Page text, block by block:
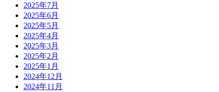
2025年7月
2025年6月
2025年5月
2025年4月
2025年3月
2025年2月
2025年1月
2024年12月
2024年11月